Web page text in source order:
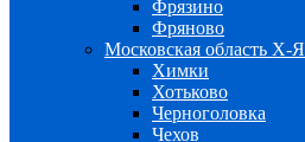
Фрязино
Фряново
Московская область Х-Я
Химки
Хотьково
Черноголовка
Чехов